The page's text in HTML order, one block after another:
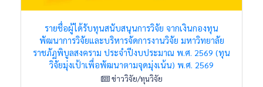
รายชื่อผู้ได้รับทุนสนับสนุนการวิจัย จากเงินกองทุน
พัฒนาการวิจัยและบริหารจัดการงานวิจัย มหาวิทยาลัย
ราชภัฏพิบูลสงคราม ประจำปีงบประมาณ พ.ศ. 2569 (ทุน
วิจัยมุ่งเป้าเพื่อพัฒนาตามจุดมุ่งเน้น) พ.ศ. 2569
ข่าววิจัย/ทุนวิจัย